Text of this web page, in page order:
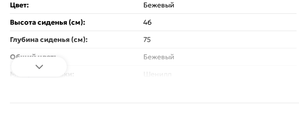
Цвет:
Бежевый
Высота сиденья (см):
46
Глубина сиденья (см):
75
Общий цвет:
Бежевый
Материал обивки:
Шенилл